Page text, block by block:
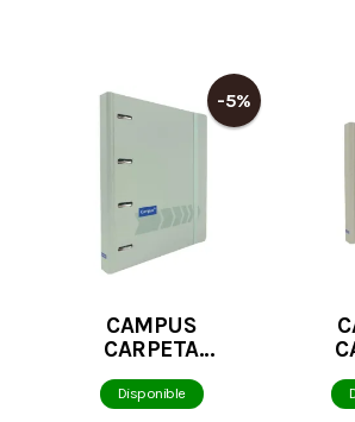
-5%
CAMPUS
CARPETA
CAMPUS
Disponible